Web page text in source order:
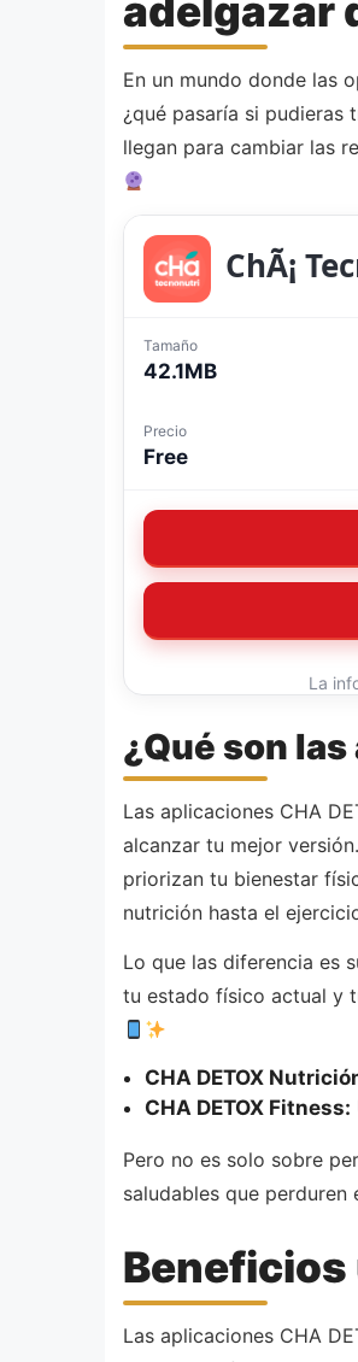
adelgazar
En un mundo donde las
¿qué pasaría si pudieras
llegan para cambiar las
ChÃ¡
Tamaño
42.1MB
Precio
Free
La
¿Qué son
Las aplicaciones CHA
alcanzar tu mejor
priorizan tu bienestar
nutrición hasta el
Lo que las diferencia es
tu estado físico actual y
CHA DETOX
CHA DETOX Fitness:
Pero no es solo sobre
saludables que perduren
Beneficios
Las aplicaciones CHA